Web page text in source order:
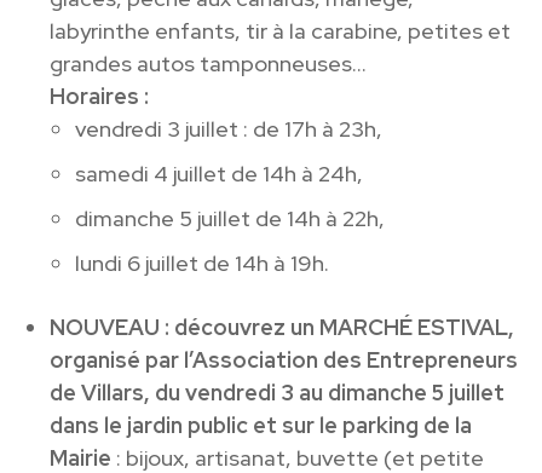
labyrinthe enfants, tir à la carabine, petites et
grandes autos tamponneuses…
Horaires :
vendredi 3 juillet : de 17h à 23h,
samedi 4 juillet de 14h à 24h,
dimanche 5 juillet de 14h à 22h,
lundi 6 juillet de 14h à 19h.
NOUVEAU : découvrez un MARCHÉ ESTIVAL,
organisé par l’Association des Entrepreneurs
de Villars, du vendredi 3 au dimanche 5 juillet
dans le jardin public et sur le parking de la
Mairie : bijoux, artisanat, buvette (et petite